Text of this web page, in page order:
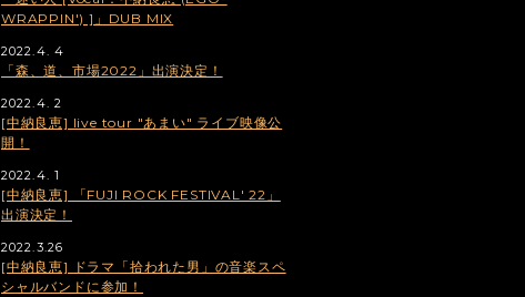
WRAPPIN') ]」DUB MIX
2022.4. 4
「森、道、市場2022」出演決定！
2022.4. 2
[中納良恵] live tour "あまい" ライブ映像公
開！
2022.4. 1
[中納良恵] 「FUJI ROCK FESTIVAL' 22」
出演決定！
2022.3.26
[中納良恵] ドラマ「拾われた男」の音楽スペ
シャルバンドに参加！